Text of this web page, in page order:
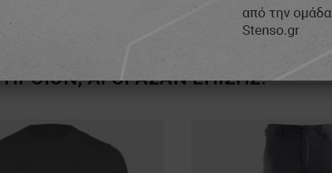
ΑΓΌΡΑΣΑΝ ΕΠΊΣΗΣ: